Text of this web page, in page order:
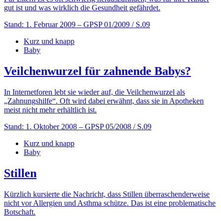
gut ist und was wirklich die Gesundheit gefährdet.
Stand: 1. Februar 2009 – GPSP 01/2009 / S.09
Kurz und knapp
Baby
Veilchenwurzel für zahnende Babys?
In Internetforen lebt sie wieder auf, die Veilchenwurzel als
„Zahnungshilfe“. Oft wird dabei erwähnt, dass sie in Apotheken
meist nicht mehr erhältlich ist.
Stand: 1. Oktober 2008 – GPSP 05/2008 / S.09
Kurz und knapp
Baby
Stillen
Kürzlich kursierte die Nachricht, dass Stillen überraschenderweise
nicht vor Allergien und Asthma schütze. Das ist eine problematische
Botschaft.